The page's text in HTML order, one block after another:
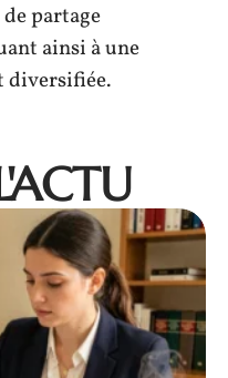
de partage
ainsi à une
diversifiée.